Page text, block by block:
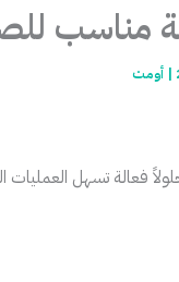
مناسب
|أومت
فعالة تسهل العمليات